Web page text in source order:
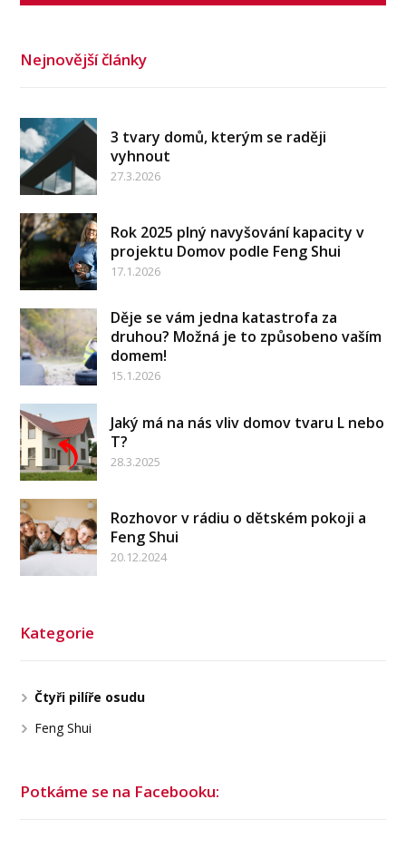
Nejnovější články
3 tvary domů, kterým se raději
vyhnout
27.3.2026
Rok 2025 plný navyšování kapacity v
projektu Domov podle Feng Shui
17.1.2026
Děje se vám jedna katastrofa za
druhou? Možná je to způsobeno vaším
domem!
15.1.2026
Jaký má na nás vliv domov tvaru L nebo
T?
28.3.2025
Rozhovor v rádiu o dětském pokoji a
Feng Shui
20.12.2024
Kategorie
Čtyři pilíře osudu
Feng Shui
Potkáme se na Facebooku: